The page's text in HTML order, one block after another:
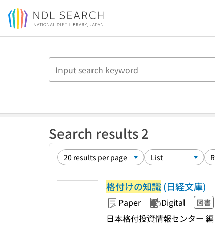
Jump to main content
Search results 2
格付けの知識(日経文庫)
Paper Digital 図書
日本格付投資情報センター 編